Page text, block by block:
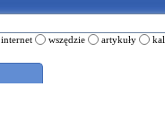
internet wszędzie artykuły